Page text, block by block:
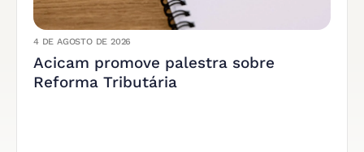
4 DE AGOSTO DE 2026
Acicam promove palestra sobre
Reforma Tributária